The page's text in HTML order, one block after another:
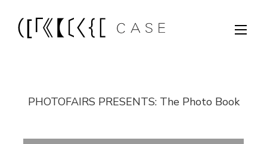
PHOTOFAIRS PRESENTS: The Photo Book